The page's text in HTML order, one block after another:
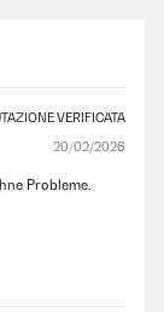
VERIFICATA
20/02/2026
Probleme.